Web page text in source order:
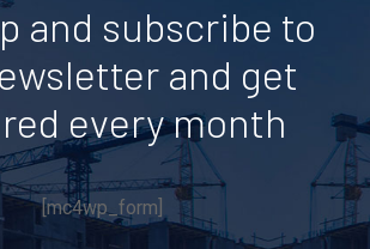
and subscribe to
and get
every month
[mc4wp_form]